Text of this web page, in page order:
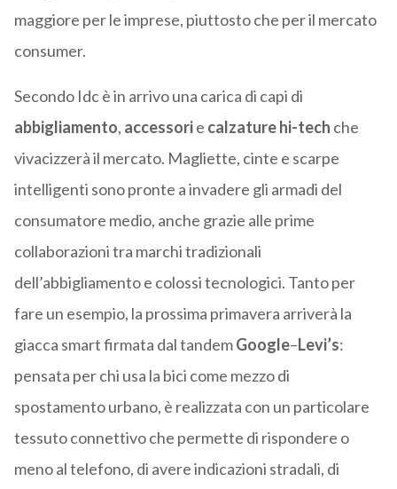
maggiore per le imprese, piuttosto che per il mercato
consumer.
Secondo Idc è in arrivo una carica di capi di
abbigliamento, accessorie calzature hi-tech che
vivacizzerà il mercato. Magliette, cinte e scarpe
intelligenti sono pronte a invadere gli armadi del
consumatore medio, anche grazie alle prime
collaborazioni tra marchi tradizionali
dell’abbigliamento e colossi tecnologici. Tanto per
fare un esempio, la prossima primavera arriverà la
giacca smart firmata dal tandemGoogle–Levi’s:
pensata per chi usa la bici come mezzo di
spostamento urbano, è realizzata con un particolare
tessuto connettivo che permette di rispondere o
meno al telefono, di avere indicazioni stradali, di